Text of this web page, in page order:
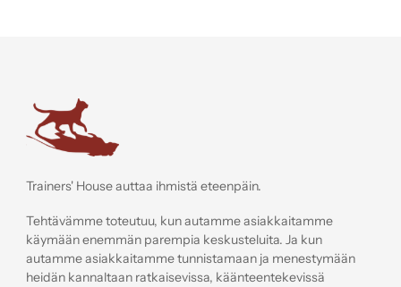
Trainers' House
Trainers' House auttaa ihmistä eteenpäin.
Tehtävämme toteutuu, kun autamme asiakkaitamme
käymään enemmän parempia keskusteluita. Ja kun
autamme asiakkaitamme tunnistamaan ja menestymään
heidän kannaltaan ratkaisevissa, käänteentekevissä